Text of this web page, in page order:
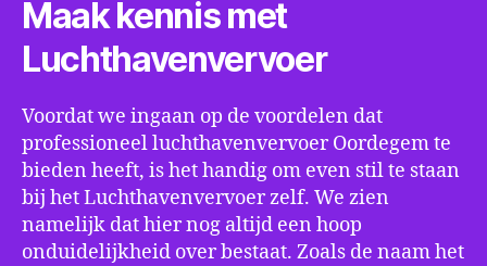
Maak kennis met
Luchthavenvervoer
Voordat we ingaan op de voordelen dat
professioneel luchthavenvervoer Oordegem te
bieden heeft, is het handig om even stil te staan
bij het Luchthavenvervoer zelf. We zien
namelijk dat hier nog altijd een hoop
onduidelijkheid over bestaat. Zoals de naam het